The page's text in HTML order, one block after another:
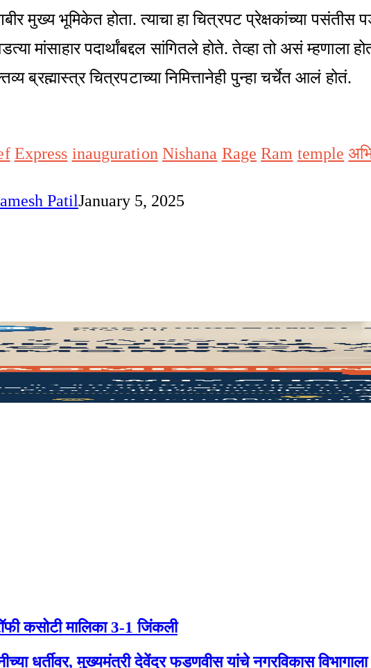
मुख्य भूमिकेत होता. त्याचा हा चित्रपट प्रेक्षकांच्या
मांसाहार पदार्थांबद्दल सांगितले होते. तेव्हा तो असं
ब्रह्मास्त्र चित्रपटाच्या निमित्तानेही पुन्हा चर्चेत आलं होतं.
Express inauguration Nishana Rage Ram temple
PatilJanuary 5, 2025
कसोटी मालिका 3-1 जिंकली
धर्तीवर, मुख्यमंत्री देवेंद्र फडणवीस यांचे नगरविकास विभागाला